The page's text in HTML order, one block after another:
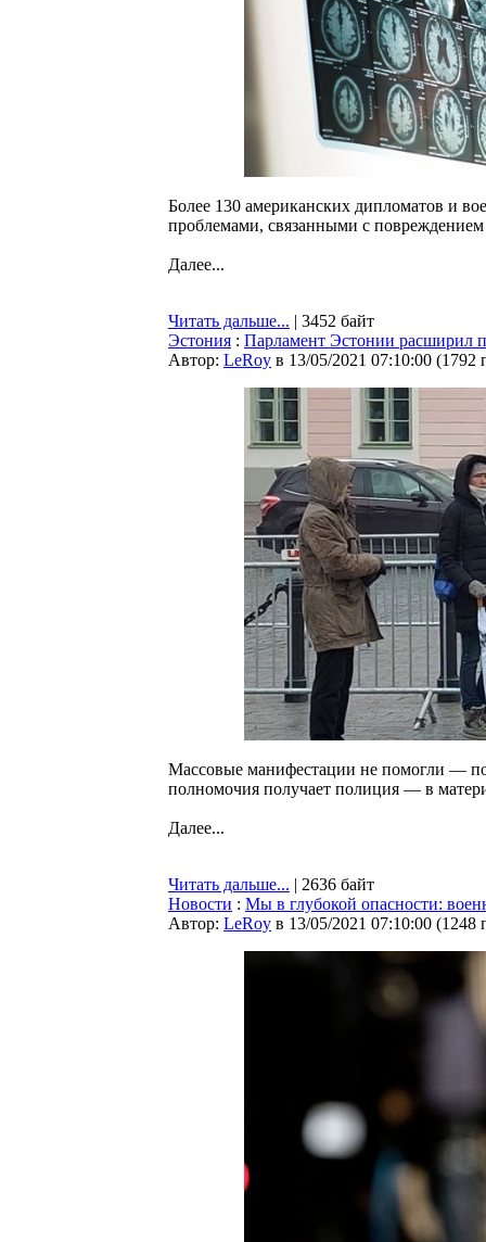
Более 130 американских дипломатов и
проблемами, связанными с повреждением
Далее...
Читать дальше... | 3452 байт
Эстония : Парламент Эстонии расширил
Автор: LeRoy в 13/05/2021 07:10:00 (1792
Массовые манифестации не помогли —
полномочия получает полиция — в
Далее...
Читать дальше... | 2636 байт
Новости : Мы в глубокой опасности:
Автор: LeRoy в 13/05/2021 07:10:00 (1248